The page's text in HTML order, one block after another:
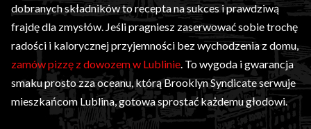
dobranych składników to recepta na sukces i prawdziwą
frajdę dla zmysłów. Jeśli pragniesz zaserwować sobie trochę
radości i kalorycznej przyjemności bez wychodzenia z domu,
zamów pizzę z dowozem w Lublinie. To wygoda i gwarancja
smaku prosto zza oceanu, którą Brooklyn Syndicate serwuje
mieszkańcom Lublina, gotowa sprostać każdemu głodowi.